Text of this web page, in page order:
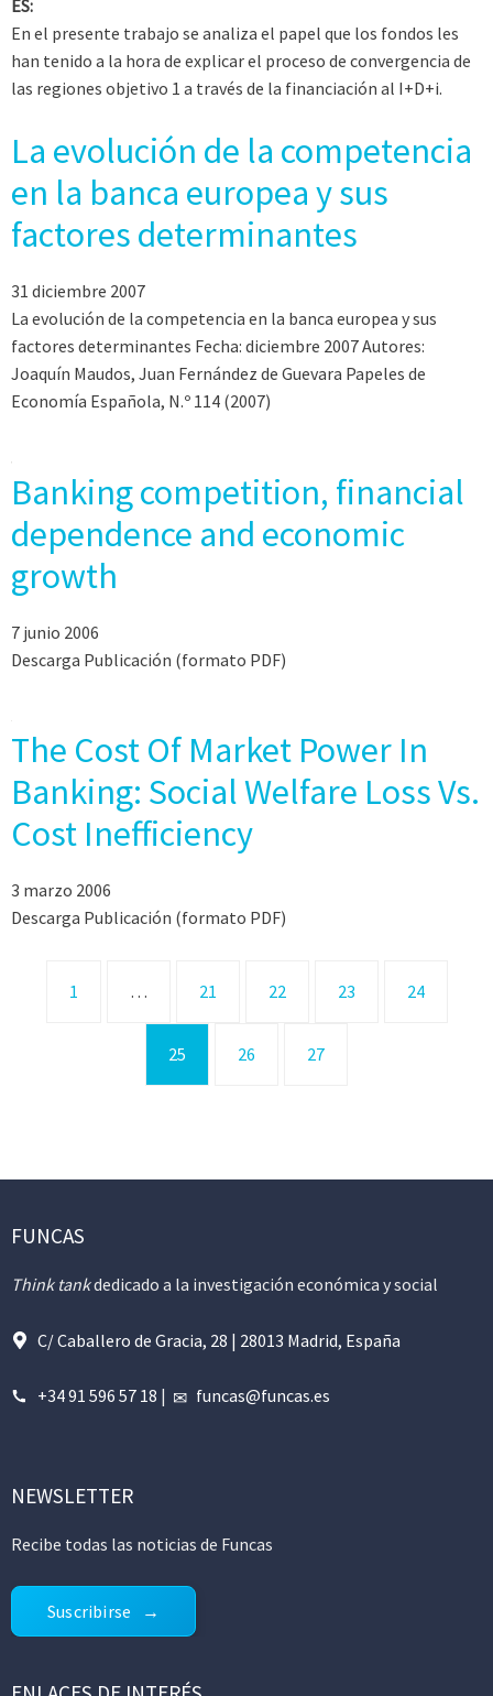
ES:
En el presente trabajo se analiza el papel que los fondos les
han tenido a la hora de explicar el proceso de convergencia de
las regiones objetivo 1 a través de la financiación al I+D+i.
La evolución de la competencia
en la banca europea y sus
factores determinantes
31 diciembre 2007
La evolución de la competencia en la banca europea y sus
factores determinantes Fecha: diciembre 2007 Autores:
Joaquín Maudos, Juan Fernández de Guevara Papeles de
Economía Española, N.º 114 (2007)
Banking competition, financial
dependence and economic
growth
7 junio 2006
Descarga Publicación (formato PDF)
The Cost Of Market Power In
Banking: Social Welfare Loss Vs.
Cost Inefficiency
3 marzo 2006
Descarga Publicación (formato PDF)
1 … 21 22 23 24
25 26 27
FUNCAS
Think tankdedicado a la investigación económica y social
C/ Caballero de Gracia, 28 | 28013 Madrid, España
+34 91 596 57 18 | funcas@funcas.es
NEWSLETTER
Recibe todas las noticias de Funcas
Suscribirse